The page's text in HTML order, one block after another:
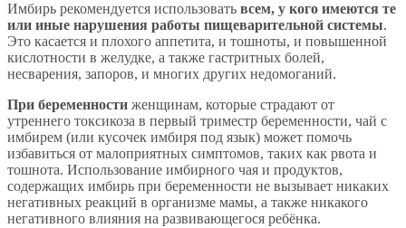
Имбирь рекомендуется использовать всем, у кого имеются те
или иные нарушения работы пищеварительной системы.
Это касается и плохого аппетита, и тошноты, и повышенной
кислотности в желудке, а также гастритных болей,
несварения, запоров, и многих других недомоганий.
При беременности женщинам, которые страдают от
утреннего токсикоза в первый триместр беременности, чай с
имбирем (или кусочек имбиря под язык) может помочь
избавиться от малоприятных симптомов, таких как рвота и
тошнота. Использование имбирного чая и продуктов,
содержащих имбирь при беременности не вызывает никаких
негативных реакций в организме мамы, а также никакого
негативного влияния на развивающегося ребёнка.